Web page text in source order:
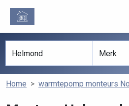
Home warmtepomp monteurs